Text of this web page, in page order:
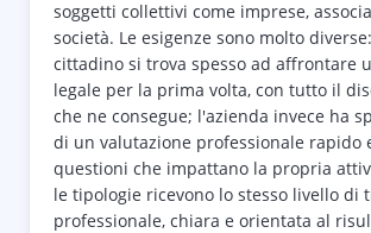
soggetti collettivi come imprese,
società. Le esigenze sono molto
cittadino si trova spesso ad affrontare
legale per la prima volta, con tutto il
che ne consegue; l'azienda invece ha
di un valutazione professionale rapido
questioni che impattano la propria
le tipologie ricevono lo stesso livello di
professionale, chiara e orientata al